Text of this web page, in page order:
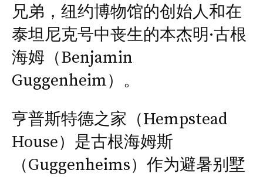
兄弟，纽约博物馆的创始人和在
泰坦尼克号中丧生的本杰明·古根
海姆（Benjamin
Guggenheim）。
亨普斯特德之家（Hempstead
House）是古根海姆斯
（Guggenheims）作为避暑别墅